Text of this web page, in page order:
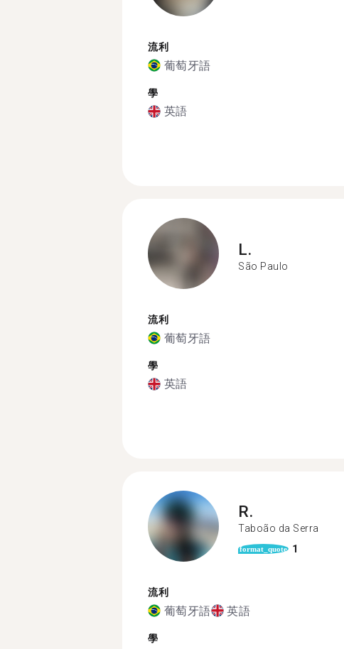
流利
葡萄牙語
學
英語
L.
São Paulo
流利
葡萄牙語
學
英語
R.
Taboão da Serra
format_quote 1
流利
葡萄牙語 英語
學